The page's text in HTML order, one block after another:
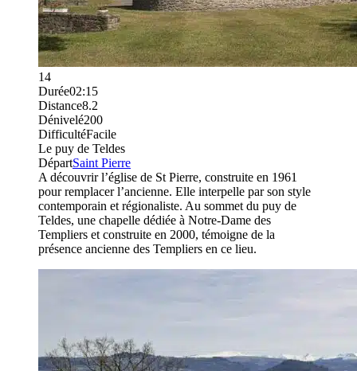
14
Durée02:15
Distance8.2
Dénivelé200
DifficultéFacile
Le puy de Teldes
DépartSaint Pierre
A découvrir l’église de St Pierre, construite en 1961
pour remplacer l’ancienne. Elle interpelle par son style
contemporain et régionaliste. Au sommet du puy de
Teldes, une chapelle dédiée à Notre-Dame des
Templiers et construite en 2000, témoigne de la
présence ancienne des Templiers en ce lieu.